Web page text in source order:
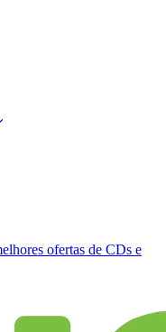
ofertas de CDs e